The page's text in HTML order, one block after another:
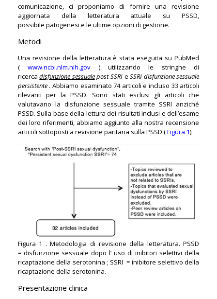
comunicazione, ci proponiamo di fornire una revisione
aggiornata della letteratura attuale su PSSD,
possibile patogenesi e le ultime opzioni di gestione.
Metodi
Una revisione della letteratura è stata eseguita su PubMed
(www.ncbi.nlm.nih.gov ) utilizzando le stringhe di
ricercadisfunzione sessualepost-SSRI eSSRI disfunzione sessuale
persistente .Abbiamo esaminato 74 articoli e incluso 33 articoli
rilevanti per la PSSD. Sono stati esclusi gli articoli che
valutavano la disfunzione sessuale tramite SSRI anziché
PSSD. Sulla base della lettura dei risultati inclusi e dell’esame
dei loro riferimenti, abbiamo aggiunto alla nostra recensione
articoli sottoposti a revisione paritaria sulla PSSD (Figura 1).
Figura 1 . Metodologia di revisione della letteratura. PSSD
= disfunzione sessuale dopo l’ uso di inibitori selettivi della
ricaptazione della serotonina ; SSRI = inibitore selettivo della
ricaptazione della serotonina.
Presentazione clinica